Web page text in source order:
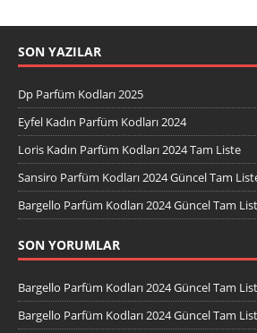
SON YAZILAR
Dp Parfüm Kodları 2025
Eyfel Kadın Parfüm Kodları 2024
Loris Kadın Parfüm Kodları 2024 Tam Liste
Sansiro Parfüm Kodları 2024 Güncel Tam
Bargello Parfüm Kodları 2024 Güncel Tam
SON YORUMLAR
Bargello Parfüm Kodları 2024 Güncel Tam
Bargello Parfüm Kodları 2024 Güncel Tam